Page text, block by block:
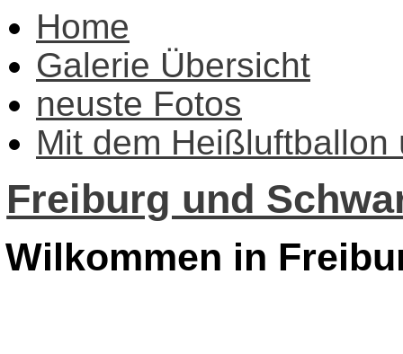
Home
Galerie Übersicht
neuste Fotos
Mit dem Heißluftballon
Freiburg und
Wilkommen in